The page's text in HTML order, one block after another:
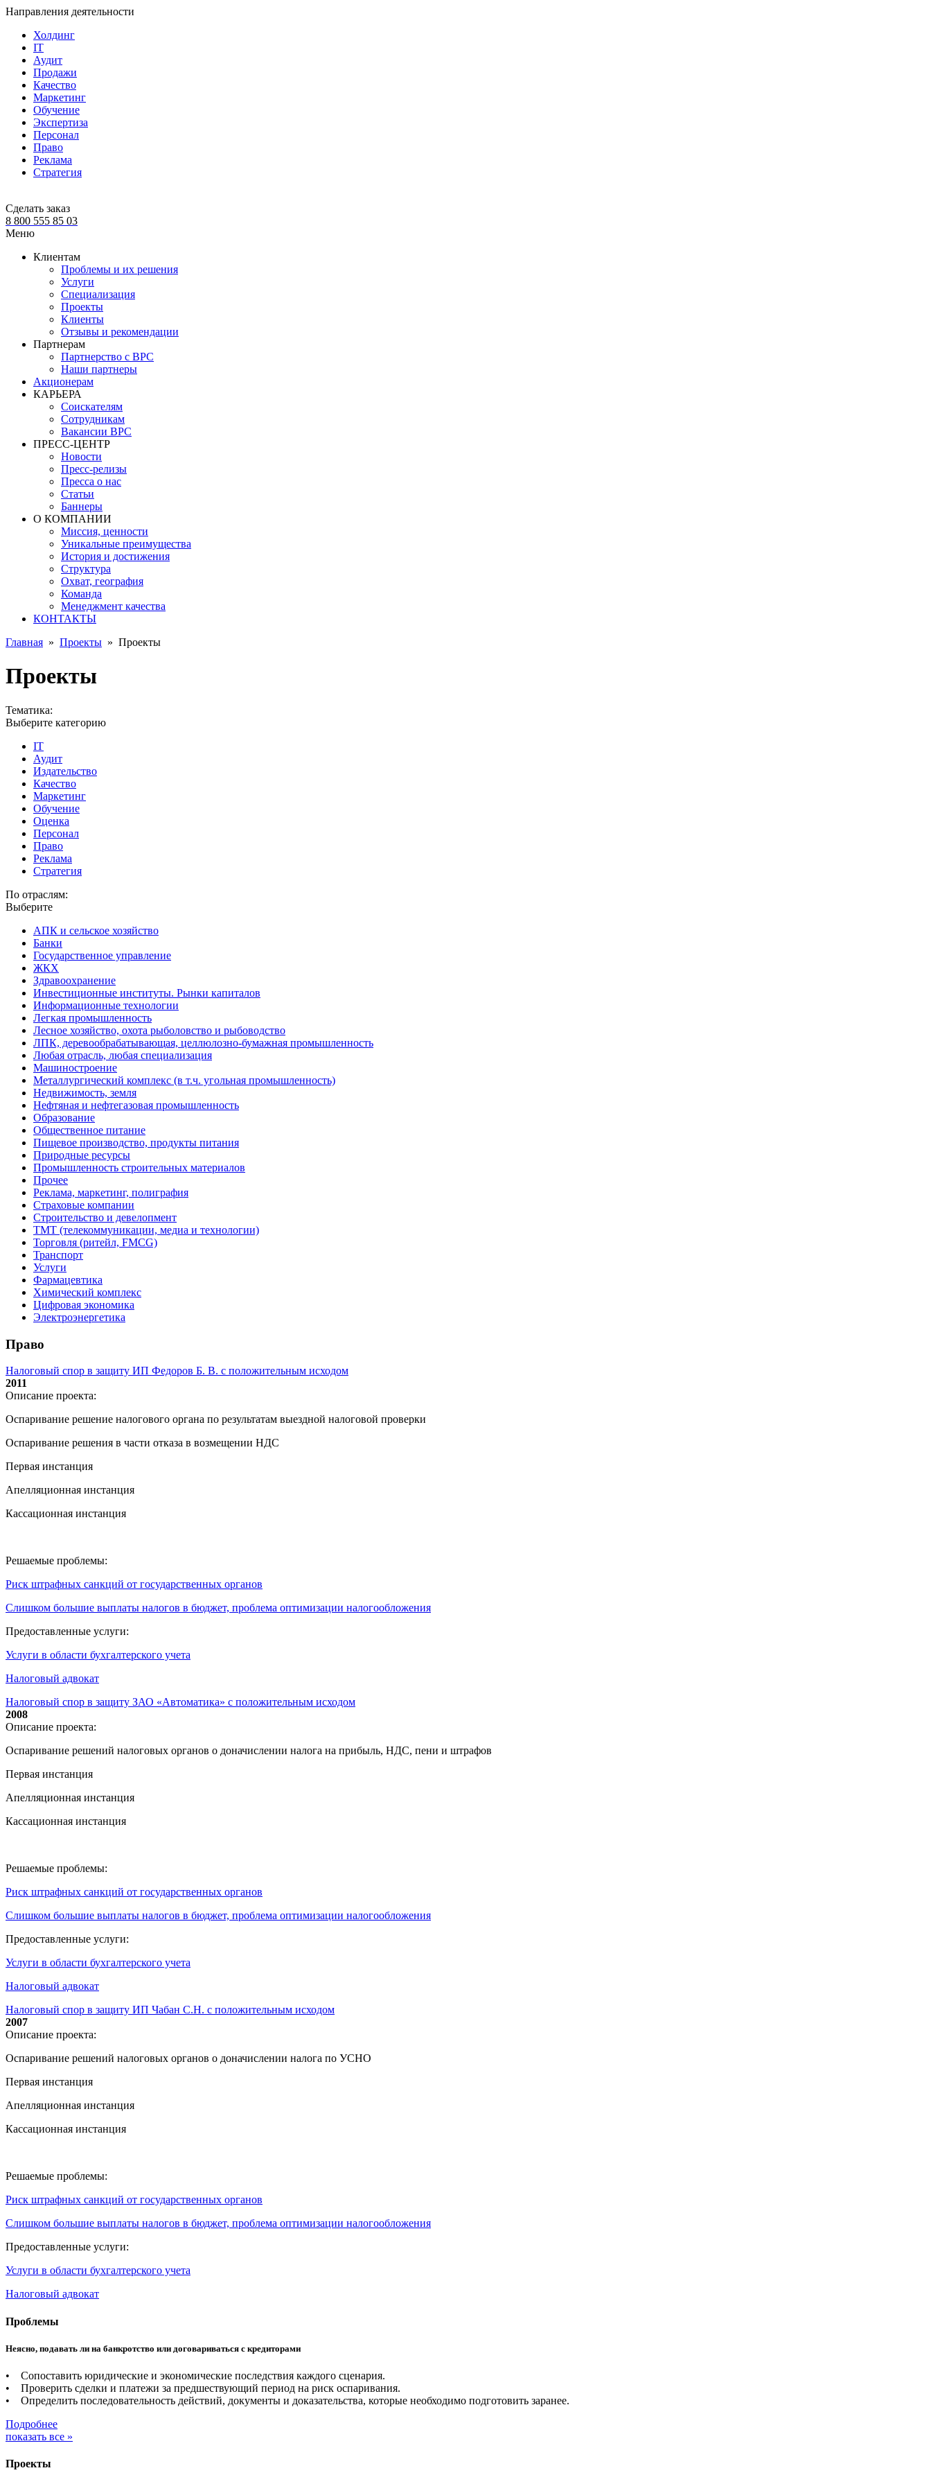
Направления деятельности
Холдинг
IT
Аудит
Продажи
Качество
Маркетинг
Обучение
Экспертиза
Персонал
Право
Реклама
Стратегия
Сделать заказ
8 800 555 85 03
Меню
Клиентам
Проблемы и их решения
Услуги
Специализация
Проекты
Клиенты
Отзывы и рекомендации
Партнерам
Партнерство с BPC
Наши партнеры
Акционерам
КАРЬЕРА
Соискателям
Сотрудникам
Вакансии BPC
ПРЕСС-ЦЕНТР
Новости
Пресс-релизы
Пресса о нас
Статьи
Баннеры
О КОМПАНИИ
Миссия, ценности
Уникальные преимущества
История и достижения
Структура
Охват, география
Команда
Менеджмент качества
КОНТАКТЫ
Главная » Проекты » Проекты
Проекты
Тематика:
Выберите категорию
IT
Аудит
Издательство
Качество
Маркетинг
Обучение
Оценка
Персонал
Право
Реклама
Стратегия
По отраслям:
Выберите
АПК и сельское хозяйство
Банки
Государственное управление
ЖКХ
Здравоохранение
Инвестиционные институты. Рынки капиталов
Информационные технологии
Легкая промышленность
Лесное хозяйство, охота рыболовство и рыбоводство
ЛПК, деревообрабатывающая, целлюлозно-бумажная промышленность
Любая отрасль, любая специализация
Машиностроение
Металлургический комплекс (в т.ч. угольная промышленность)
Недвижимость, земля
Нефтяная и нефтегазовая промышленность
Образование
Общественное питание
Пищевое производство, продукты питания
Природные ресурсы
Промышленность строительных материалов
Прочее
Реклама, маркетинг, полиграфия
Страховые компании
Строительство и девелопмент
ТМТ (телекоммуникации, медиа и технологии)
Торговля (ритейл, FMCG)
Транспорт
Услуги
Фармацевтика
Химический комплекс
Цифровая экономика
Электроэнергетика
Право
Налоговый спор в защиту ИП Федоров Б. В. с положительным исходом
2011
Описание проекта:
Оспаривание решение налогового органа по результатам выездной налоговой проверки
Оспаривание решения в части отказа в возмещении НДС
Первая инстанция
Апелляционная инстанция
Кассационная инстанция
Решаемые проблемы:
Риск штрафных санкций от государственных органов
Слишком большие выплаты налогов в бюджет, проблема оптимизации налогообложения
Предоставленные услуги:
Услуги в области бухгалтерского учета
Налоговый адвокат
Налоговый спор в защиту ЗАО «Автоматика» с положительным исходом
2008
Описание проекта:
Оспаривание решений налоговых органов о доначислении налога на прибыль, НДС, пени и штрафов
Первая инстанция
Апелляционная инстанция
Кассационная инстанция
Решаемые проблемы:
Риск штрафных санкций от государственных органов
Слишком большие выплаты налогов в бюджет, проблема оптимизации налогообложения
Предоставленные услуги:
Услуги в области бухгалтерского учета
Налоговый адвокат
Налоговый спор в защиту ИП Чабан С.Н. с положительным исходом
2007
Описание проекта:
Оспаривание решений налоговых органов о доначислении налога по УСНО
Первая инстанция
Апелляционная инстанция
Кассационная инстанция
Решаемые проблемы:
Риск штрафных санкций от государственных органов
Слишком большие выплаты налогов в бюджет, проблема оптимизации налогообложения
Предоставленные услуги:
Услуги в области бухгалтерского учета
Налоговый адвокат
Проблемы
Неясно, подавать ли на банкротство или договариваться с кредиторами
• Сопоставить юридические и экономические последствия каждого сценария.
• Проверить сделки и платежи за предшествующий период на риск оспаривания.
• Определить последовательность действий, документы и доказательства, которые необходимо подготовить заранее.
Подробнее
показать все »
Проекты